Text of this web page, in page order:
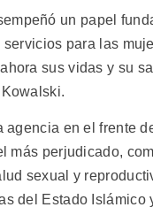
un papel
para las
sus vidas y su
agencia en el frente
más perjudicado,
sexual y
del Estado Islámico